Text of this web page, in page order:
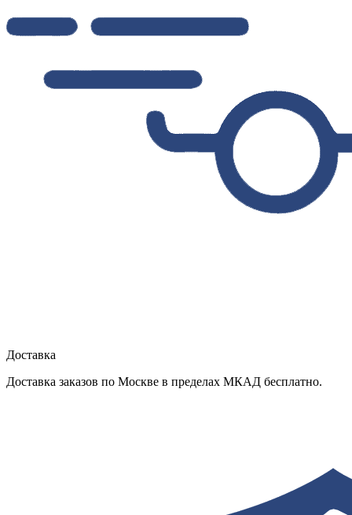
Доставка
Доставка заказов по Москве в пределах МКАД бесплатно.